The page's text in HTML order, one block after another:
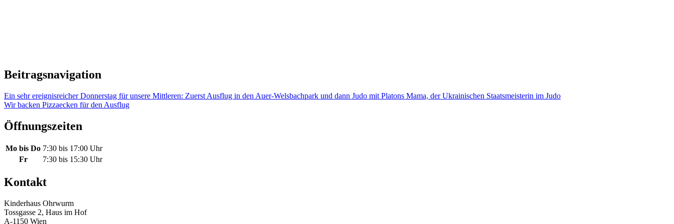
Beitragsnavigation
Ein sehr ereignisreicher Donnerstag für unsere Mittleren: Zuerst Ausflug in den Auer-Welsbachpark und dann Judo mit Platons Mama, der Ukrainischen Staatsmeisterin im Judo
Wir backen Pizzaecken für den Ausflug
Öffnungszeiten
Mo bis Do 7:30 bis 17:00 Uhr
Fr
7:30 bis 15:30 Uhr
Kontakt
Kinderhaus Ohrwurm
Tossgasse 2, Haus im Hof
A-1150 Wien